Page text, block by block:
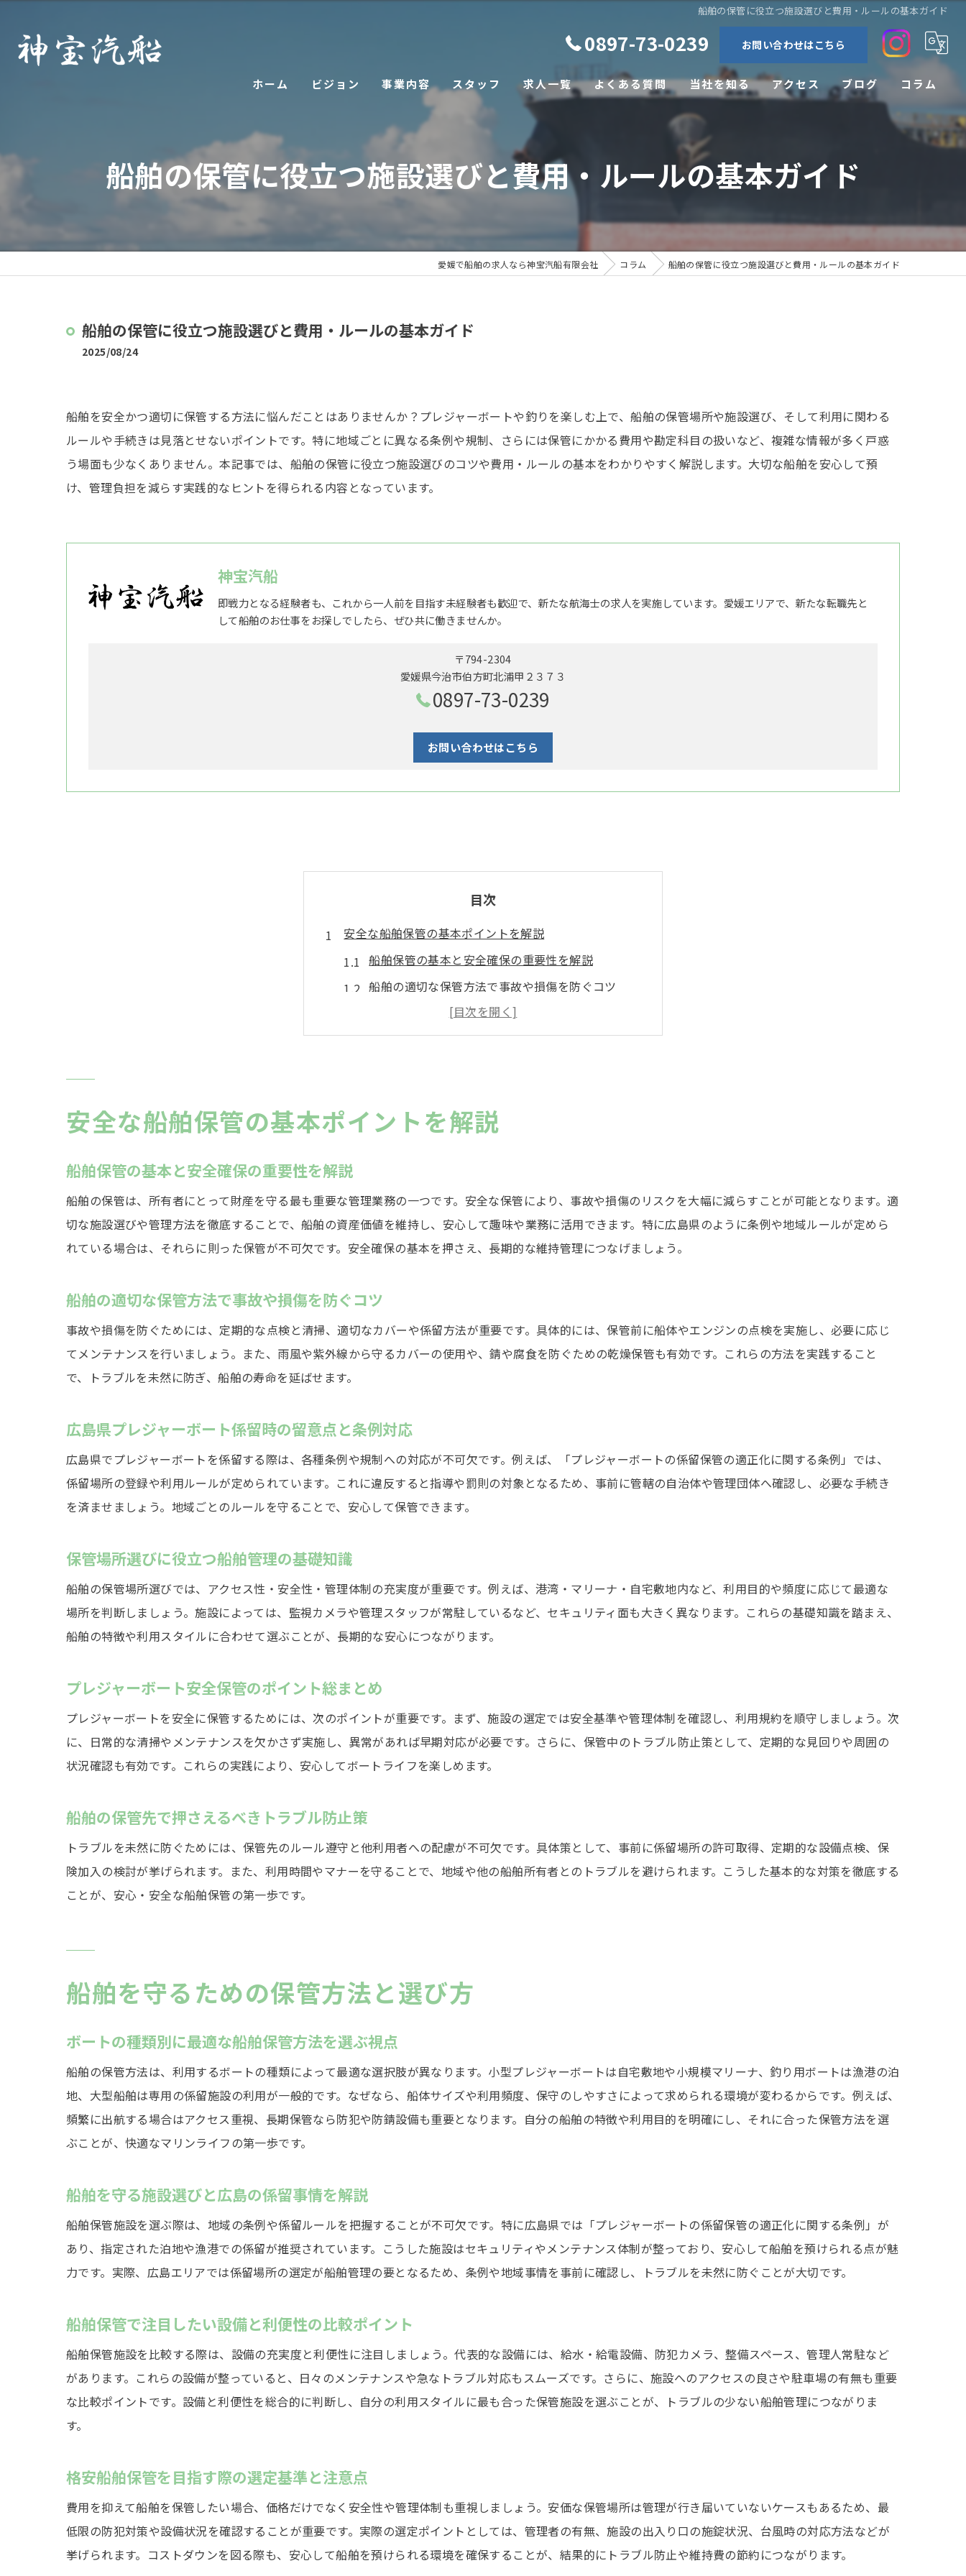
船舶の保管に役立つ施設選びと費用・ルールの基本ガイド
0897-73-0239 お問い合わせはこちら
ホーム ビジョン 事業内容 スタッフ 求人一覧 よくある質問 当社を知る
未経験
転職
アクセス ブログ コラム
船舶の保管に役立つ施設選びと費用・ルールの基本ガイド
愛媛で船舶の求人なら神宝汽船有限会社 コラム 船舶の保管に役立つ施設選びと費用・ルールの基本ガイド
船舶の保管に役立つ施設選びと費用・ルールの基本ガイド
2025/08/24
船舶を安全かつ適切に保管する方法に悩んだことはありませんか？プレジャーボートや釣りを楽しむ上で、船舶の保管場所や施設選び、そして利用に関わる
ルールや手続きは見落とせないポイントです。特に地域ごとに異なる条例や規制、さらには保管にかかる費用や勘定科目の扱いなど、複雑な情報が多く戸惑
う場面も少なくありません。本記事では、船舶の保管に役立つ施設選びのコツや費用・ルールの基本をわかりやすく解説します。大切な船舶を安心して預
け、管理負担を減らす実践的なヒントを得られる内容となっています。
神宝汽船
即戦力となる経験者も、これから一人前を目指す未経験者も歓迎で、新たな航海士の求人を実施しています。愛媛エリアで、新たな転職先と
して船舶のお仕事をお探しでしたら、ぜひ共に働きませんか。
〒794-2304
愛媛県今治市伯方町北浦甲２３７３
0897-73-0239
お問い合わせはこちら
目次
安全な船舶保管の基本ポイントを解説
船舶保管の基本と安全確保の重要性を解説
船舶の適切な保管方法で事故や損傷を防ぐコツ
広島県プレジャーボート係留時の留意点と条例対応
保管場所選びに役立つ船舶管理の基礎知識
船舶を守るための保管方法と選び方
船舶保管で注目したい設備と利便性の比較ポイント
格安船舶保管を目指す際の選定基準と注意点
自宅保管と施設保管のメリット・デメリットを比較
船舶保管施設の選定で押さえるべき条件
船舶保管施設選びで重視すべき安全と利便性
プレジャーボート係留施設の設備比較と選択基準
係留施設と自宅保管の比較で見えるポイント
口コミや評判を活用した船舶保管施設選びのコツ
保管料や勘定科目の疑問を徹底解消
船舶保管料の相場と経理勘定科目の基本を解説
格安保管料を実現するための施設選びと注意点
勘定科目の選定で迷わない船舶保管費の処理法
自宅や漁港での船舶保管は可能か検証
船舶の自宅保管を選ぶ際の安全対策と実用性
条例や規制から見る船舶保管の注意点
条例改正情報をチェックする船舶管理の重要性
船の停留所や係留場所の正しい知識
船舶の停留所や係留場所の名称と基礎知識
泊地・係留施設の正しい利用方法と注意点
船舶に適した停留所選びのポイントを解説
安心して預けるための船舶管理のコツ
船舶を安心して預けるための管理とメンテナンス
預け先選びで意識したい船舶管理の基本ポイント
船舶保管中の点検・清掃で長持ちさせるコツ
安心できる船舶保管を実現するための準備と対策
安全な船舶保管の基本ポイントを解説
船舶保管の基本と安全確保の重要性を解説
船舶の保管は、所有者にとって財産を守る最も重要な管理業務の一つです。安全な保管により、事故や損傷のリスクを大幅に減らすことが可能となります。適
切な施設選びや管理方法を徹底することで、船舶の資産価値を維持し、安心して趣味や業務に活用できます。特に広島県のように条例や地域ルールが定めら
れている場合は、それらに則った保管が不可欠です。安全確保の基本を押さえ、長期的な維持管理につなげましょう。
船舶の適切な保管方法で事故や損傷を防ぐコツ
事故や損傷を防ぐためには、定期的な点検と清掃、適切なカバーや係留方法が重要です。具体的には、保管前に船体やエンジンの点検を実施し、必要に応じ
てメンテナンスを行いましょう。また、雨風や紫外線から守るカバーの使用や、錆や腐食を防ぐための乾燥保管も有効です。これらの方法を実践すること
で、トラブルを未然に防ぎ、船舶の寿命を延ばせます。
広島県プレジャーボート係留時の留意点と条例対応
広島県でプレジャーボートを係留する際は、各種条例や規制への対応が不可欠です。例えば、「プレジャーボートの係留保管の適正化に関する条例」では、
係留場所の登録や利用ルールが定められています。これに違反すると指導や罰則の対象となるため、事前に管轄の自治体や管理団体へ確認し、必要な手続き
を済ませましょう。地域ごとのルールを守ることで、安心して保管できます。
保管場所選びに役立つ船舶管理の基礎知識
船舶の保管場所選びでは、アクセス性・安全性・管理体制の充実度が重要です。例えば、港湾・マリーナ・自宅敷地内など、利用目的や頻度に応じて最適な
場所を判断しましょう。施設によっては、監視カメラや管理スタッフが常駐しているなど、セキュリティ面も大きく異なります。これらの基礎知識を踏まえ、
船舶の特徴や利用スタイルに合わせて選ぶことが、長期的な安心につながります。
プレジャーボート安全保管のポイント総まとめ
プレジャーボートを安全に保管するためには、次のポイントが重要です。まず、施設の選定では安全基準や管理体制を確認し、利用規約を順守しましょう。次
に、日常的な清掃やメンテナンスを欠かさず実施し、異常があれば早期対応が必要です。さらに、保管中のトラブル防止策として、定期的な見回りや周囲の
状況確認も有効です。これらの実践により、安心してボートライフを楽しめます。
船舶の保管先で押さえるべきトラブル防止策
トラブルを未然に防ぐためには、保管先のルール遵守と他利用者への配慮が不可欠です。具体策として、事前に係留場所の許可取得、定期的な設備点検、保
険加入の検討が挙げられます。また、利用時間やマナーを守ることで、地域や他の船舶所有者とのトラブルを避けられます。こうした基本的な対策を徹底する
ことが、安心・安全な船舶保管の第一歩です。
船舶を守るための保管方法と選び方
ボートの種類別に最適な船舶保管方法を選ぶ視点
船舶の保管方法は、利用するボートの種類によって最適な選択肢が異なります。小型プレジャーボートは自宅敷地や小規模マリーナ、釣り用ボートは漁港の泊
地、大型船舶は専用の係留施設の利用が一般的です。なぜなら、船体サイズや利用頻度、保守のしやすさによって求められる環境が変わるからです。例えば、
頻繁に出航する場合はアクセス重視、長期保管なら防犯や防錆設備も重要となります。自分の船舶の特徴や利用目的を明確にし、それに合った保管方法を選
ぶことが、快適なマリンライフの第一歩です。
船舶を守る施設選びと広島の係留事情を解説
船舶保管施設を選ぶ際は、地域の条例や係留ルールを把握することが不可欠です。特に広島県では「プレジャーボートの係留保管の適正化に関する条例」が
あり、指定された泊地や漁港での係留が推奨されています。こうした施設はセキュリティやメンテナンス体制が整っており、安心して船舶を預けられる点が魅
力です。実際、広島エリアでは係留場所の選定が船舶管理の要となるため、条例や地域事情を事前に確認し、トラブルを未然に防ぐことが大切です。
船舶保管で注目したい設備と利便性の比較ポイント
船舶保管施設を比較する際は、設備の充実度と利便性に注目しましょう。代表的な設備には、給水・給電設備、防犯カメラ、整備スペース、管理人常駐など
があります。これらの設備が整っていると、日々のメンテナンスや急なトラブル対応もスムーズです。さらに、施設へのアクセスの良さや駐車場の有無も重要
な比較ポイントです。設備と利便性を総合的に判断し、自分の利用スタイルに最も合った保管施設を選ぶことが、トラブルの少ない船舶管理につながりま
す。
格安船舶保管を目指す際の選定基準と注意点
費用を抑えて船舶を保管したい場合、価格だけでなく安全性や管理体制も重視しましょう。安価な保管場所は管理が行き届いていないケースもあるため、最
低限の防犯対策や設備状況を確認することが重要です。実際の選定ポイントとしては、管理者の有無、施設の出入り口の施錠状況、台風時の対応方法などが
挙げられます。コストダウンを図る際も、安心して船舶を預けられる環境を確保することが、結果的にトラブル防止や維持費の節約につながります。